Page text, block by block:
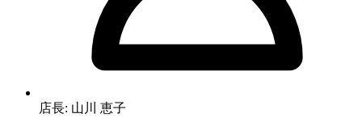
店長: 山川 恵子